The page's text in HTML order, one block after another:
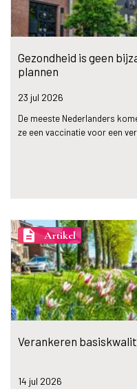
Gezondheid is geen
plannen
23 jul 2026
De meeste Nederlanders
ze een vaccinatie voor een
description Artikel
Verankeren
14 jul 2026